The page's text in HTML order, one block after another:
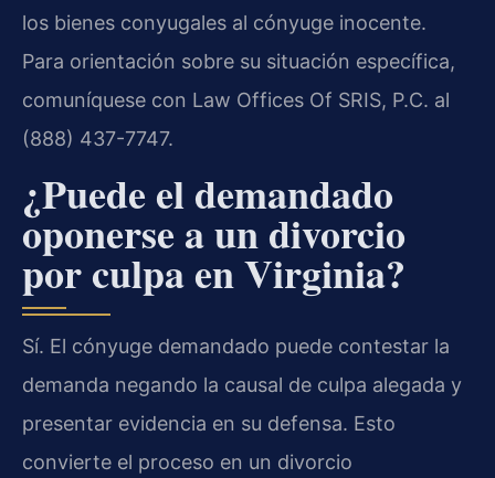
los bienes conyugales al cónyuge inocente.
Para orientación sobre su situación específica,
comuníquese con Law Offices Of SRIS, P.C. al
(888) 437-7747.
¿Puede el demandado
oponerse a un divorcio
por culpa en Virginia?
Sí. El cónyuge demandado puede contestar la
demanda negando la causal de culpa alegada y
presentar evidencia en su defensa. Esto
convierte el proceso en un divorcio